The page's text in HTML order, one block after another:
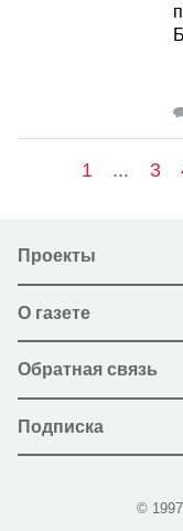
1 ... 3
Проекты
О газете
Обратная связь
Подписка
©